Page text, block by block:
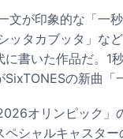
文が印象的な「一
ッタカブッタ」な
書いた作品だ。1
の新曲「
オリンピック」
シャルキャスタ